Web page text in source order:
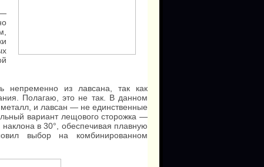
из лавсана, так как
Полагаю, это не так. В данном
металл, и лавсан — не единственные
вариант лещового сторожка —
в 30°, обеспечивая плавную
выбор на комбинированном